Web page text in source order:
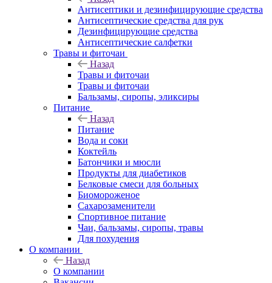
Антисептики и дезинфицирующие средства
Антисептические средства для рук
Дезинфицирующие средства
Антисептические салфетки
Травы и фиточаи
Назад
Травы и фиточаи
Травы и фиточаи
Бальзамы, сиропы, эликсиры
Питание
Назад
Питание
Вода и соки
Коктейль
Батончики и мюсли
Продукты для диабетиков
Белковые смеси для больных
Биомороженое
Сахарозаменители
Спортивное питание
Чаи, бальзамы, сиропы, травы
Для похудения
О компании
Назад
О компании